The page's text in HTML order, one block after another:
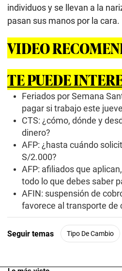
individuos y se llevan a la
pasan sus manos por la cara.
VIDEO
TE PUEDE
Feriados por Semana
pagar si trabajo este
CTS: ¿cómo, dónde y
dinero?
AFP: ¿hasta cuándo
S/2.000?
AFP: afiliados que
todo lo que debes saber
AFIN: suspensión de
favorece al transporte de
Seguir temas Tipo De Cambio